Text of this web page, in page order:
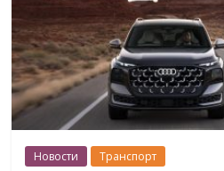
Новости Транспорт